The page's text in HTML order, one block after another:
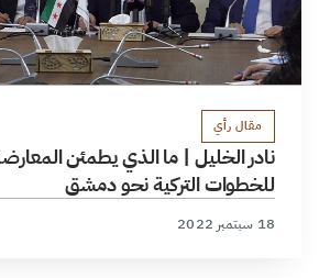
مقال رأي
نادر الخليل | ما الذي يطمئن
للخطوات التركية نحو دمشق
18 سبتمبر 2022